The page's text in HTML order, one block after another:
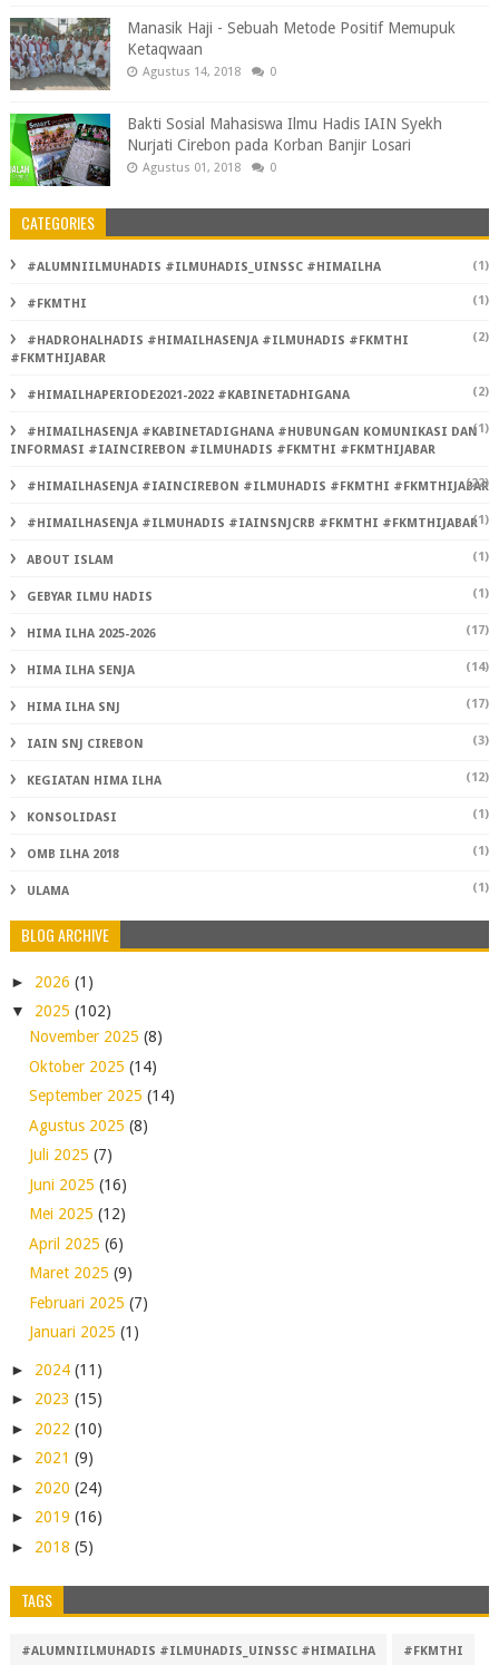
Manasik Haji - Sebuah Metode Positif Memupuk
Ketaqwaan
Agustus 14, 2018 0
Bakti Sosial Mahasiswa Ilmu Hadis IAIN Syekh
Nurjati Cirebon pada Korban Banjir Losari
Agustus 01, 2018 0
CATEGORIES
#ALUMNIILMUHADIS #ILMUHADIS_UINSSC #HIMAILHA (1)
#FKMTHI (1)
#HADROHALHADIS #HIMAILHASENJA #ILMUHADIS #FKMTHI
#FKMTHIJABAR
(2)
#HIMAILHAPERIODE2021-2022 #KABINETADHIGANA (2)
#HIMAILHASENJA #KABINETADIGHANA #HUBUNGAN KOMUNIKASI DAN
INFORMASI #IAINCIREBON #ILMUHADIS #FKMTHI #FKMTHIJABAR
(1)
#HIMAILHASENJA #IAINCIREBON #ILMUHADIS #FKMTHI #FKMTHIJABAR
(22)
#HIMAILHASENJA #ILMUHADIS #IAINSNJCRB #FKMTHI #FKMTHIJABAR(1)
ABOUT ISLAM (1)
GEBYAR ILMU HADIS (1)
HIMA ILHA 2025-2026 (17)
HIMA ILHA SENJA (14)
HIMA ILHA SNJ (17)
IAIN SNJ CIREBON (3)
KEGIATAN HIMA ILHA (12)
KONSOLIDASI (1)
OMB ILHA 2018 (1)
ULAMA (1)
BLOG ARCHIVE
► 2026 (1)
▼ 2025 (102)
November 2025 (8)
Oktober 2025 (14)
September 2025 (14)
Agustus 2025 (8)
Juli 2025 (7)
Juni 2025 (16)
Mei 2025 (12)
April 2025 (6)
Maret 2025 (9)
Februari 2025 (7)
Januari 2025 (1)
► 2024 (11)
► 2023 (15)
► 2022 (10)
► 2021 (9)
► 2020 (24)
► 2019 (16)
► 2018 (5)
TAGS
#ALUMNIILMUHADIS #ILMUHADIS_UINSSC #HIMAILHA #FKMTHI